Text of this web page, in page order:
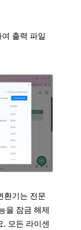
출력 파일
기는 전문
을 잠금 해제
. 모든 라이센